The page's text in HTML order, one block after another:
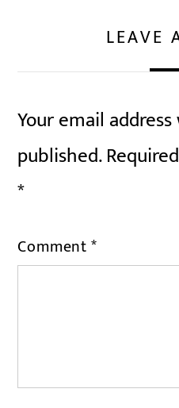
LEAVE
Your email
published.
*
Comment*